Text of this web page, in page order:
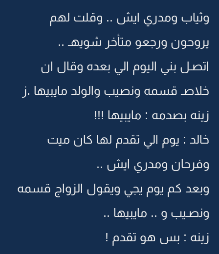
وثياب ومدري ايش .. وقلت لهم
يروحون ورجعو متأخر شويهـ ..
اتصـل بني اليوم الي بعده وقال ان
خلاصـ قسمه ونصيب والولد مايبيها .ز
زينه بصدمه : مايبيها !!!
خالد : يوم الي تقدم لها كان ميت
وفرحان ومدري ايش ..
وبعد كم يوم يجي ويقول الزواج قسمه
ونصـيب و .. مايبيها ..
زينه : بس هو تقدم !